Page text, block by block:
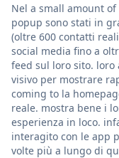
Nel a small amount
popup sono stati in
(oltre 600 contatti
social media fino a
feed sul loro sito.
visivo per mostrare
coming to la
reale. mostra bene i
esperienza in loco.
interagito con le app
volte più a lungo di